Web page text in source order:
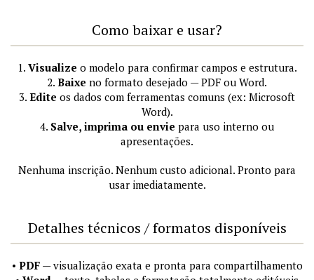
Como baixar e usar?
1. Visualize o modelo para confirmar campos e estrutura.
2. Baixe no formato desejado — PDF ou Word.
3. Edite os dados com ferramentas comuns (ex: Microsoft
Word).
4. Salve, imprima ou envie para uso interno ou
apresentações.
Nenhuma inscrição. Nenhum custo adicional. Pronto para
usar imediatamente.
Detalhes técnicos / formatos disponíveis
• PDF— visualização exata e pronta para compartilhamento